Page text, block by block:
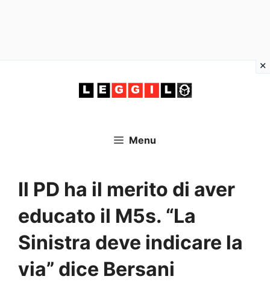
Menu
Il PD ha il merito di aver
educato il M5s. “La
Sinistra deve indicare la
via” dice Bersani